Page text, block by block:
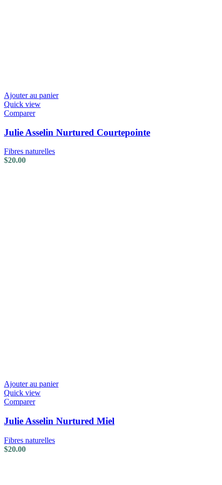
Ajouter au panier
Quick view
Comparer
Julie Asselin Nurtured Courtepointe
Fibres naturelles
$20.00
Ajouter au panier
Quick view
Comparer
Julie Asselin Nurtured Miel
Fibres naturelles
$20.00